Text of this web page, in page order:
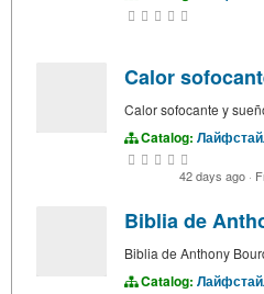
Calor
Calor sofocante y
Catalog:
42 days ago ·
Biblia de
Biblia de Anthony
Catalog: